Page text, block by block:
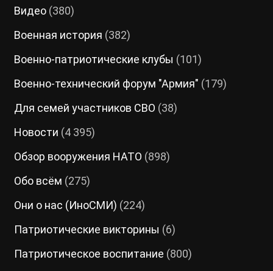
Видео(380)
Военная история (382)
Военно-патриотические клубы (101)
Военно-технический форум "Армия" (179)
Для семей участников СВО (38)
Новости (4 395)
Обзор вооружения НАТО (898)
Обо всём (275)
Они о нас (ИноСМИ) (224)
Патриотические викторины (6)
Патриотическое воспитание (800)